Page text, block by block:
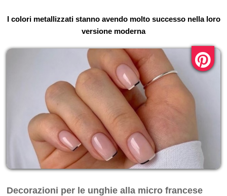
I colori metallizzati stanno avendo molto successo nella loro
versione moderna
Decorazioni per le unghie alla micro francese